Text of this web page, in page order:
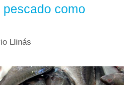
como
Llinás